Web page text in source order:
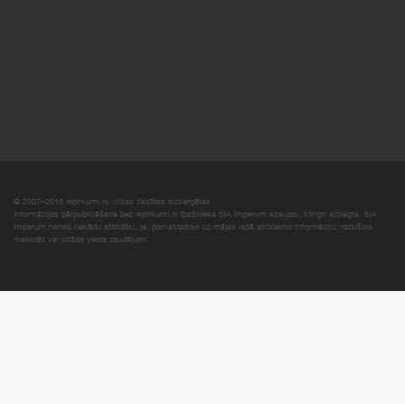
© 2007–2018 Iepirkumi.lv. Visas tiesības aizsargātas.
Informācijas pārpublicēšana bez iepirkumi.lv īpašnieka SIA Imperum atļaujas, stingri aizliegta. SIA
Imperum nenes nekādu atbildību, ja, pamatojoties uz mājas lapā atrodamo informāciju, radušies
materiāli vai citāda veida zaudējumi.